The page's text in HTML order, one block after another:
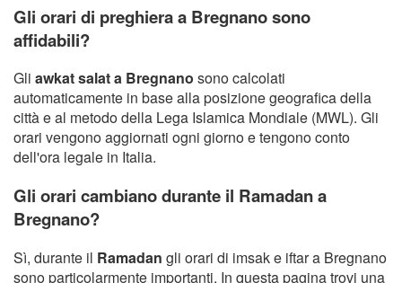
Gli orari di preghiera a Bregnano sono
affidabili?
Gli awkat salat a Bregnano sono calcolati
automaticamente in base alla posizione geografica della
città e al metodo della Lega Islamica Mondiale (MWL). Gli
orari vengono aggiornati ogni giorno e tengono conto
dell'ora legale in Italia.
Gli orari cambiano durante il Ramadan a
Bregnano?
Sì, durante il Ramadan gli orari di imsak e iftar a Bregnano
sono particolarmente importanti. In questa pagina trovi una